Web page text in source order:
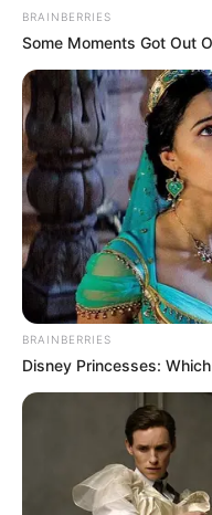
BRAINBERRIES
Some Moments Got Out
BRAINBERRIES
Disney Princesses: